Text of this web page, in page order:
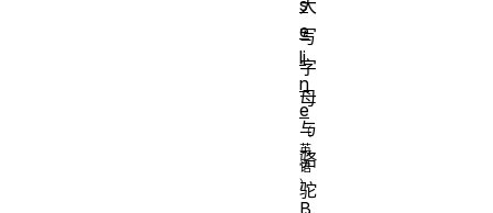
大
写
字
母
与
骆
驼
e
li
n
e
B